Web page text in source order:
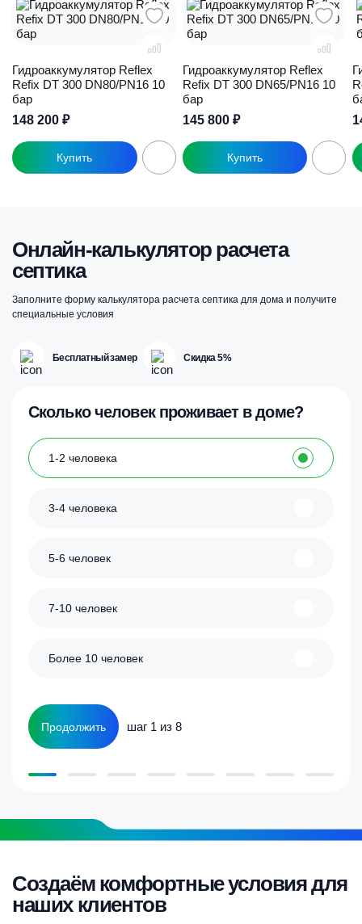
Гидроаккумулятор Reflex
Refix DT 300 DN80/PN16 10
бар
148 200 ₽
Гидроаккумулятор Reflex
Refix DT 300 DN65/PN16 10
бар
145 800 ₽
Онлайн-калькулятор расчета
септика
Заполните форму калькулятора расчета септика для дома и получите
специальные условия
Бесплатный замер Скидка 5%
Сколько человек проживает в доме?
1-2 человека
3-4 человека
5-6 человек
7-10 человек
Более 10 человек
Продолжить шаг 1 из 8
Создаём комфортные условия для
наших клиентов